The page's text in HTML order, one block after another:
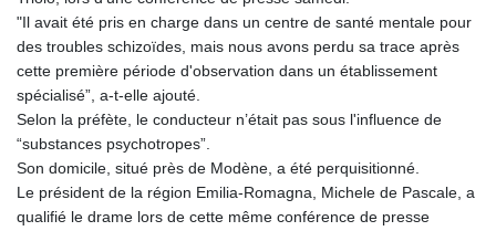
"Il avait été pris en charge dans un centre de santé mentale pour
des troubles schizoïdes, mais nous avons perdu sa trace après
cette première période d'observation dans un établissement
spécialisé”, a-t-elle ajouté.
Selon la préfète, le conducteur n’était pas sous l'influence de
“substances psychotropes”.
Son domicile, situé près de Modène, a été perquisitionné.
Le président de la région Emilia-Romagna, Michele de Pascale, a
qualifié le drame lors de cette même conférence de presse